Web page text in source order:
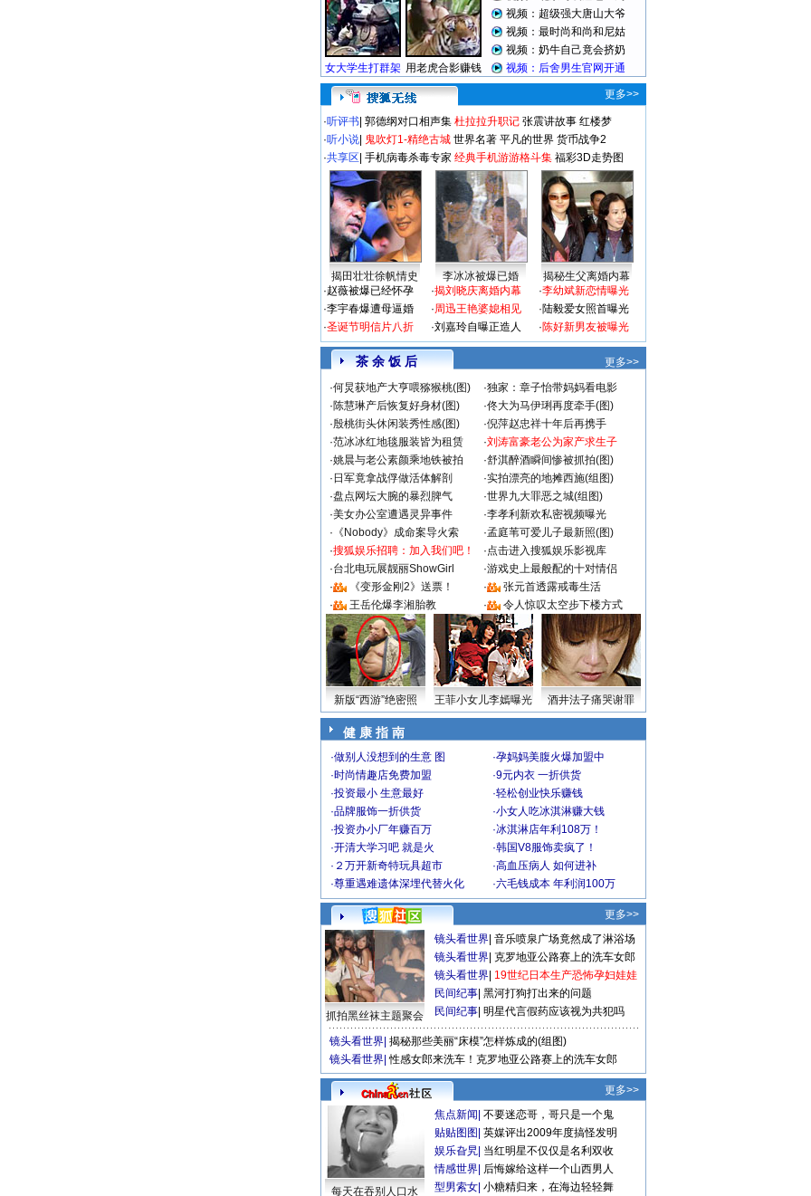
更多>>
·听评书 郭德纲对口相声集 杜拉拉升职记 张震讲故事 红楼梦
·听小说 鬼吹灯1-精绝古城 世界名著 平凡的世界 货币战争2
·共享区 手机病毒杀毒专家 经典手机游游格斗集 福彩3D走势图
揭田壮壮徐帆情史 李冰冰被爆已婚
揭秘生父离婚内幕
·赵薇被爆已经怀孕
·李宇春爆遭母逼婚
·圣诞节明信片八折
·揭刘晓庆离婚内幕
·周迅王艳婆媳相见
·刘嘉玲自曝正造人
·李幼斌新恋情曝光
·陆毅爱女照首曝光
·陈好新男友被曝光
茶 余 饭 后
更多>>
·何炅获地产大亨喂猕猴桃(图) ·独家：章子怡带妈妈看电影
·陈慧琳产后恢复好身材(图) ·佟大为马伊琍再度牵手(图)
·殷桃街头休闲装秀性感(图) ·倪萍赵忠祥十年后再携手
·范冰冰红地毯服装皆为租赁 ·刘涛富豪老公为家产求生子
·姚晨与老公素颜乘地铁被拍 ·舒淇醉酒瞬间惨被抓拍(图)
· 日军竟拿战俘做活体解剖 ·实拍漂亮的地摊西施(组图)
·盘点网坛大腕的暴烈脾气 ·世界九大罪恶之城(组图)
·美女办公室遭遇灵异事件 ·李孝利新欢私密视频曝光
· 《Nobody》成命案导火索 ·孟庭苇可爱儿子最新照(图)
·搜狐娱乐招聘：加入我们吧！ ·点击进入搜狐娱乐影视库
·台北电玩展靓丽ShowGirl ·游戏史上最般配的十对情侣
·
《变形金刚2》送票！ ·
张元首透露戒毒生活
·
王岳伦爆李湘胎教 · 令人惊叹太空步下楼方式
新版“西游”绝密照 王菲小女儿李嫣曝光 酒井法子痛哭谢罪
健 康 指 南
·做别人没想到的生意 图 ·孕妈妈美腹火爆加盟中
·时尚情趣店免费加盟 ·9元内衣 一折供货
·投资最小 生意最好 ·轻松创业快乐赚钱
·品牌服饰一折供货 ·小女人吃冰淇淋赚大钱
·投资办小厂年赚百万 ·冰淇淋店年利108万！
·开清大学习吧 就是火 ·韩国V8服饰卖疯了！
· ２万开新奇特玩具超市 ·高血压病人 如何进补
·尊重遇难遗体深埋代替火化 ·六毛钱成本 年利润100万
更多>>
抓拍黑丝袜主题聚会
镜头看世界 音乐喷泉广场竟然成了淋浴场
镜头看世界 克罗地亚公路赛上的洗车女郎
镜头看世界 19世纪日本生产恐怖孕妇娃娃
民间纪事 黑河打狗打出来的问题
民间纪事 明星代言假药应该视为共犯吗
镜头看世界 揭秘那些美丽“床模”怎样炼成的(组图)
镜头看世界 性感女郎来洗车！克罗地亚公路赛上的洗车女郎
更多>>
每天在吞别人口水
焦点新闻 不要迷恋哥，哥只是一个鬼
贴贴图图 英媒评出2009年度搞怪发明
娱乐旮旯 当红明星不仅仅是名利双收
情感世界 后悔嫁给这样一个山西男人
型男索女 小糖精归来，在海边轻轻舞